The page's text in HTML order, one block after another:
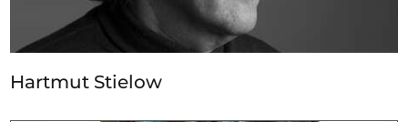
Hartmut Stielow